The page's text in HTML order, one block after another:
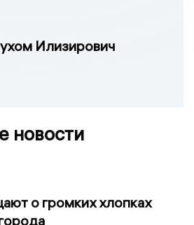
Илизирович
новости
о громких хлопках